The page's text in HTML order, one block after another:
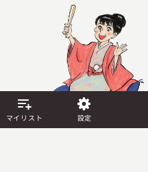
マイリスト 設定